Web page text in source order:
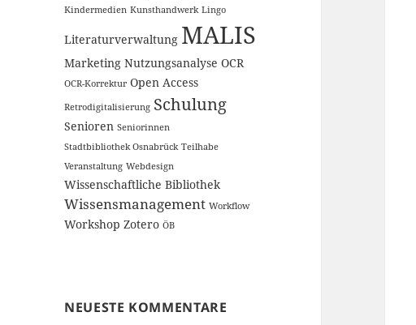
Kindermedien Kunsthandwerk Lingo
Literaturverwaltung MALIS
Marketing Nutzungsanalyse OCR
OCR-Korrektur Open Access
Retrodigitalisierung Schulung
Senioren Seniorinnen
Stadtbibliothek Osnabrück Teilhabe
Veranstaltung Webdesign
Wissenschaftliche Bibliothek
Wissensmanagement Workflow
Workshop Zotero ÖB
NEUESTE KOMMENTARE